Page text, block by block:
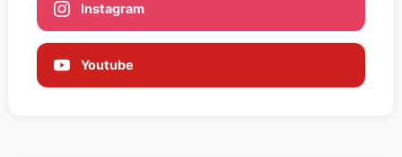
Instagram
Youtube